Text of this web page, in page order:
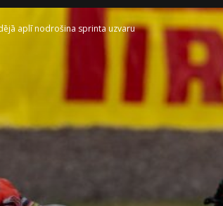
aplī nodrošina sprinta uzvaru